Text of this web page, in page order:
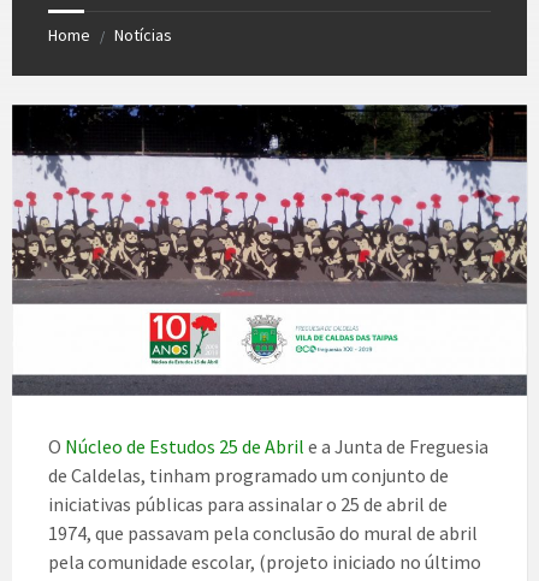
Home / Notícias
O Núcleo de Estudos 25 de Abril e a Junta de Freguesia
de Caldelas, tinham programado um conjunto de
iniciativas públicas para assinalar o 25 de abril de
1974, que passavam pela conclusão do mural de abril
pela comunidade escolar, (projeto iniciado no último